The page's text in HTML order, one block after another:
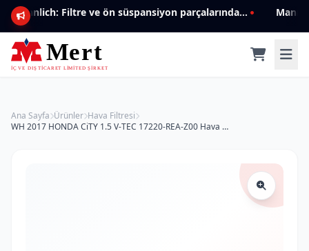
Mannlich: Filtre ve ön süspansiyon parçalarında genişleyen ürün yelpazesiyle kalite ve güven.
Ana Sayfa Ürünler Hava Filtresi
WH 2017 HONDA CiTY 1.5 V-TEC 17220-REA-Z00 Hava Filtresi